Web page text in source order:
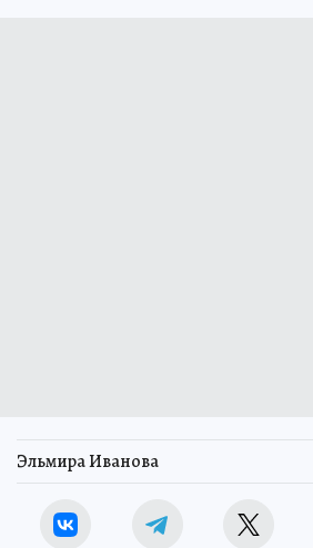
Эльмира Иванова